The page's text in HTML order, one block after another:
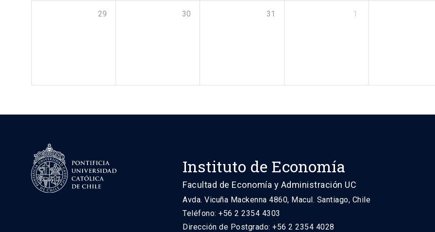
29 30 31 1
Instituto de Economía
Facultad de Economía y Administración UC
Avda. Vicuña Mackenna 4860, Macul. Santiago, Chile
Teléfono: +56 2 2354 4303
Dirección de Postgrado: +56 2 2354 4028